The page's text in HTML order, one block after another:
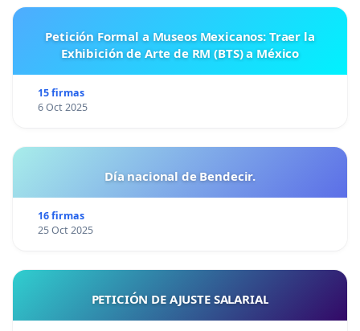
Petición Formal a Museos Mexicanos: Traer la
Exhibición de Arte de RM (BTS) a México
15 firmas
6 Oct 2025
Día nacional de Bendecir.
16 firmas
25 Oct 2025
PETICIÓN DE AJUSTE SALARIAL